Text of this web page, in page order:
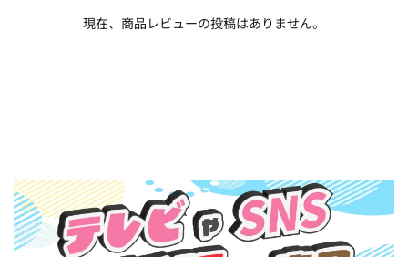
現在、商品レビューの投稿はありません。